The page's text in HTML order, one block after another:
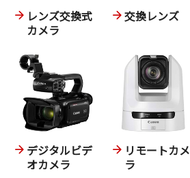
レンズ交換式
カメラ
交換レンズ
デジタルビデ
オカメラ
リモートカメ
ラ